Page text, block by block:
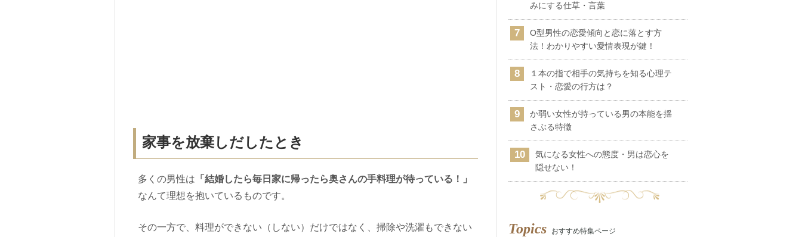
家事を放棄しだしたとき
多くの男性は 「結婚したら毎日家に帰ったら奥さんの手料理が待っている！」
なんて理想を抱いているものです。
その一方で、料理ができない（しない）だけではなく、掃除や洗濯もできない
みにする仕草・言葉
O型男性の恋愛傾向と恋に落とす方
法！わかりやすい愛情表現が鍵！
１本の指で相手の気持ちを知る心理テ
スト・恋愛の行方は？
か弱い女性が持っている男の本能を揺
さぶる特徴
気になる女性への態度・男は恋心を
隠せない！
Topics おすすめ特集ページ